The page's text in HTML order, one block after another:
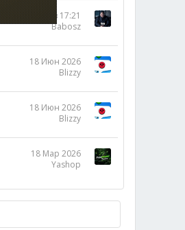
Вторник в 17:21
Babosz
18 Июн 2026
Blizzy
18 Июн 2026
Blizzy
18 Мар 2026
Yashop